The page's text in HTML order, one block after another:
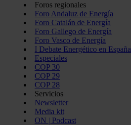
Foros regionales
Foro Andaluz de Energía
Foro Catalán de Energía
Foro Gallego de Energía
Foro Vasco de Energía
I Debate Energético en España
Especiales
COP 30
COP 29
COP 28
Servicios
Newsletter
Media kit
ON | Podcast